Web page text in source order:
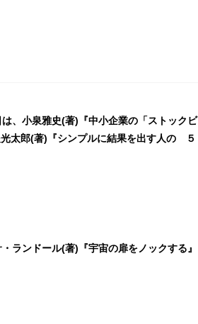
、小泉雅史(著)『中小企業の「ストックビ
太郎(著)『シンプルに結果を出す人の ５
ランドール(著)『宇宙の扉をノックする』